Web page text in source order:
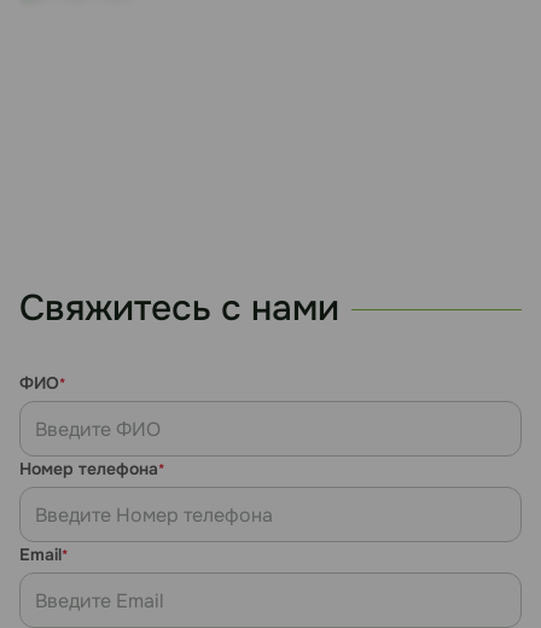
Свяжитесь с нами
ФИО*
Номер телефона*
Email*